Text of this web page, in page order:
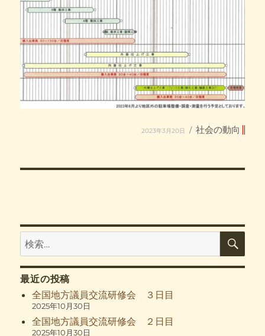
投
稿
2023年3月20日
カ
テ
社会の動向
検
索:
検
最近の投稿
全国地方議員交流研修会 ３日目
2025年10月30日
全国地方議員交流研修会 ２日目
2025年10月30日